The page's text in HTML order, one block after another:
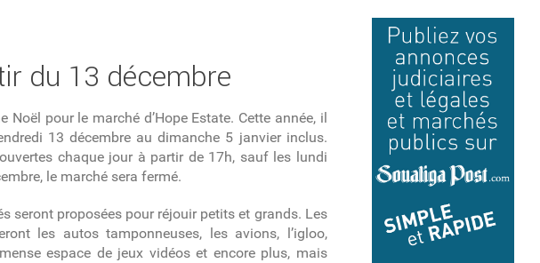
du 13 décembre
Noël pour le marché d’Hope Estate. Cette année, il
13 décembre au dimanche 5 janvier inclus.
chaque jour à partir de 17h, sauf les lundi
le marché sera fermé.
seront proposées pour réjouir petits et grands. Les
les autos tamponneuses, les avions, l’igloo,
espace de jeux vidéos et encore plus, mais